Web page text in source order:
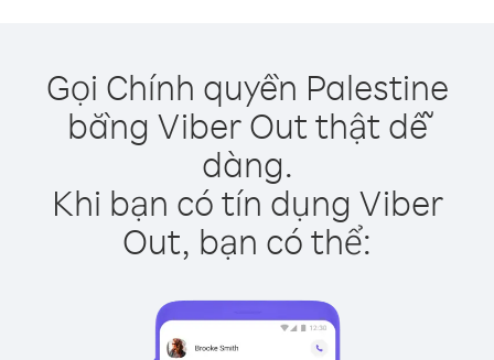
Gọi Chính quyền Palestine
bằng Viber Out thật dễ
dàng.
Khi bạn có tín dụng Viber
Out, bạn có thể: